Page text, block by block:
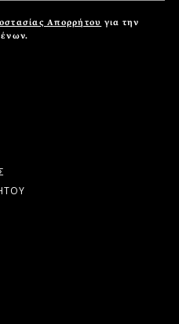
Απορρήτου για την